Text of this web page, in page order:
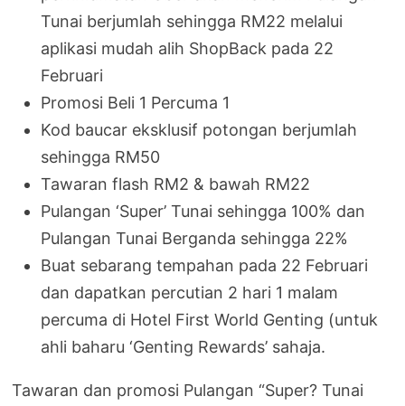
Tunai berjumlah sehingga RM22 melalui
aplikasi mudah alih ShopBack pada 22
Februari
Promosi Beli 1 Percuma 1
Kod baucar eksklusif potongan berjumlah
sehingga RM50
Tawaran flash RM2 & bawah RM22
Pulangan ‘Super’ Tunai sehingga 100% dan
Pulangan Tunai Berganda sehingga 22%
Buat sebarang tempahan pada 22 Februari
dan dapatkan percutian 2 hari 1 malam
percuma di Hotel First World Genting (untuk
ahli baharu ‘Genting Rewards’ sahaja.
Tawaran dan promosi Pulangan “Super? Tunai